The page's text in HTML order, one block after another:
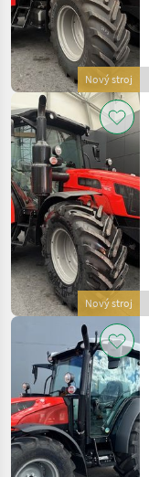
Nový stroj
Nový stroj